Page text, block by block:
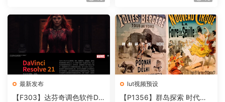
T V4.0
最新发布
【F303】达芬奇调色软件Da
lut视频预设
【P1356】群岛探索 时代马